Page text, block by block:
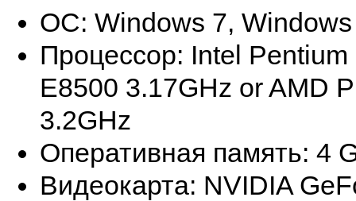
ОС: Windows 7,
Процессор: Intel
E8500 3.17GHz or AMD
3.2GHz
Оперативная память: 4
Видеокарта: NVIDIA